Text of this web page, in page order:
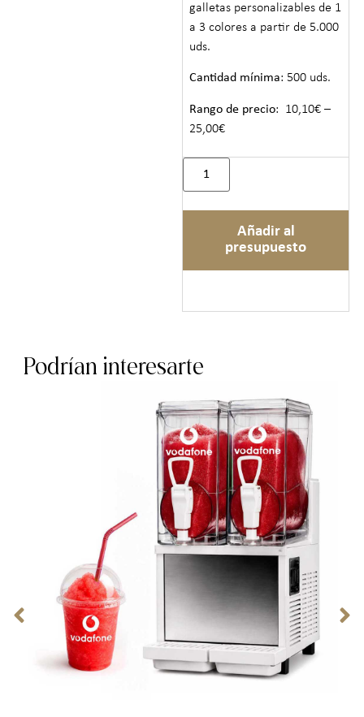
galletas personalizables de 1
a 3 colores a partir de 5.000
uds.
Cantidad mínima: 500 uds.
Rango de precio: 10,10€ –
25,00€
Añadir al
presupuesto
Podrían interesarte